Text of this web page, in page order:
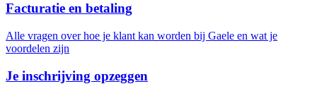
Facturatie en betaling
Alle vragen over hoe je klant kan worden bij Gaele en wat je
voordelen zijn
Je inschrijving opzeggen